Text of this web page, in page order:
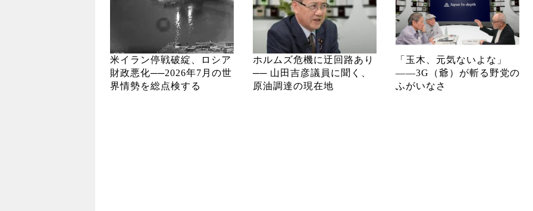
米イラン停戦破綻、ロシア
財政悪化──2026年7月の世
界情勢を総点検する
ホルムズ危機に迂回路あり
── 山田吉彦議員に聞く、
原油調達の現在地
「玉木、元気ないよな」
――3G（爺）が斬る野党の
ふがいなさ